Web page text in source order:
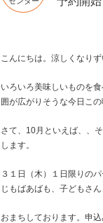
こんにちは。涼しくなり
いろいろ美味しいものを
囲が広がりそうな今日この
さて、10月といえば、、
します。
３１日（木）１日限りの
じもばあばも、子どもさ
おまちしております。申